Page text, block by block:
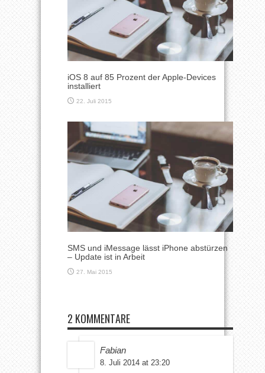
iOS 8 auf 85 Prozent der Apple-Devices
installiert
22. Juli 2015
SMS und iMessage lässt iPhone abstürzen
– Update ist in Arbeit
27. Mai 2015
2 KOMMENTARE
Fabian
8. Juli 2014 at 23:20